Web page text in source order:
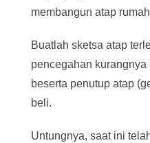
membangun atap
Buatlah sketsa atap
pencegahan
beserta penutup atap
beli.
Untungnya, saat ini